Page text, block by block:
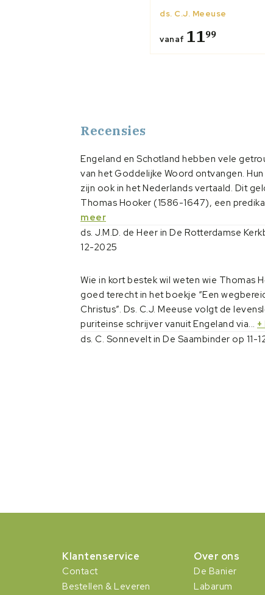
ds. C.J. Meeuse
vanaf 1199
Recensies
Engeland en Schotland hebben vele
van het Goddelijke Woord ontvangen.
zijn ook in het Nederlands vertaald. Dit
Thomas Hooker (1586-1647), een
meer
ds. J.M.D. de Heer in De Rotterdamse
12-2025
Wie in kort bestek wil weten wie Thomas
goed terecht in het boekje “Een
Christus”. Ds. C.J. Meeuse volgt de
puriteinse schrijver vanuit Engeland via...
ds. C. Sonnevelt in De Saambinder op 11-
Klantenservice
Contact
Bestellen & Leveren
Over ons
De Banier
Labarum